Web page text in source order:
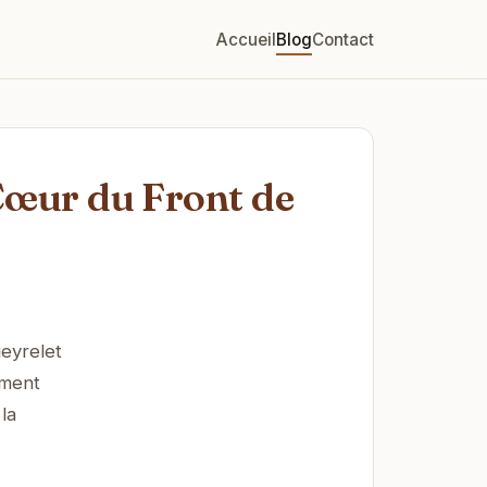
AccueilBlogContact
du Front de